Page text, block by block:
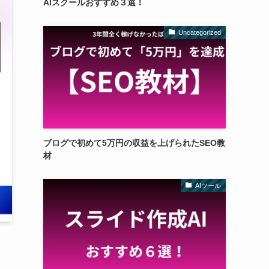
AIスクールおすすめ３選！
Uncategorized
ブログで初めて5万円の収益を上げられたSEO教
材
AIツール